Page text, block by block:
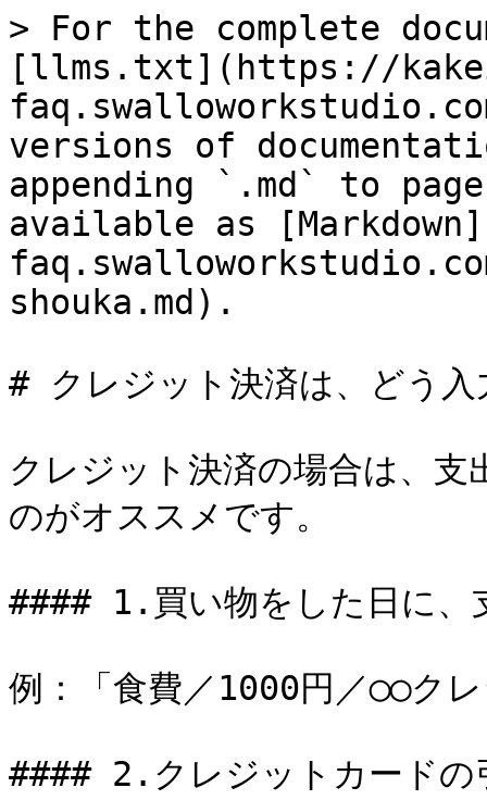
> For the complete
[llms.txt](https://
versions of
appending `.md` to
available as
shouka.md).
# クレジット決済は、どう
クレジット決済の場合は、
のがオススメです。
#### 1.買い物をした日に、
例：「食費／1000円／◯◯ク
#### 2.クレジットカードの